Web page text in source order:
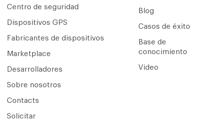
Centro de seguridad
Dispositivos GPS
Fabricantes de dispositivos
Marketplace
Desarrolladores
Sobre nosotros
Contacts
Solicitar
Blog
Casos de éxito
Base de
conocimiento
Video